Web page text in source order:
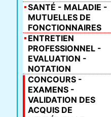
SANTÉ - MALADIE -
MUTUELLES DE
FONCTIONNAIRES
ENTRETIEN
PROFESSIONNEL -
EVALUATION -
NOTATION
CONCOURS -
EXAMENS -
VALIDATION DES
ACQUIS DE